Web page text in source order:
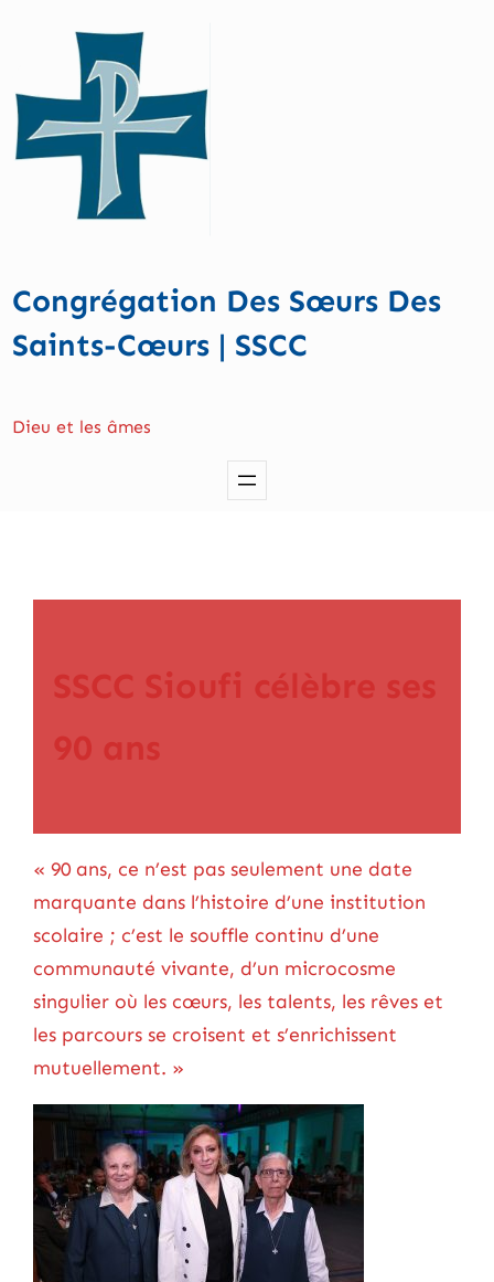
Congrégation Des Sœurs Des
Saints-Cœurs | SSCC
Dieu et les âmes
SSCC Sioufi célèbre ses
90 ans
« 90 ans, ce n’est pas seulement une date
marquante dans l’histoire d’une institution
scolaire ; c’est le souffle continu d’une
communauté vivante, d’un microcosme
singulier où les cœurs, les talents, les rêves et
les parcours se croisent et s’enrichissent
mutuellement. »